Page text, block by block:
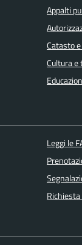
Appalti
Catasto
Cultura e
Leggi le